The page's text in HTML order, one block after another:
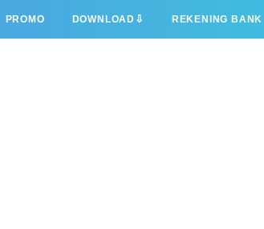
PROMO DOWNLOAD ⇩ REKENING BANK